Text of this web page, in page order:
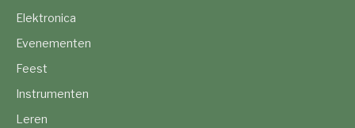
Elektronica
Evenementen
Feest
Instrumenten
Leren